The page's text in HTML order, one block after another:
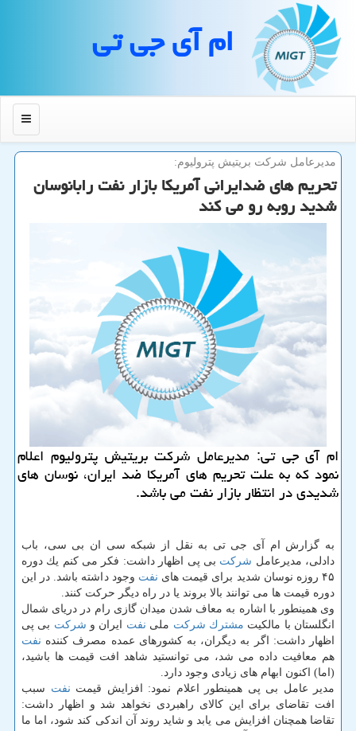
ام آی جی تی
منو
مدیرعامل شركت بریتیش پترولیوم:
تحریم های ضدایرانی آمریكا بازار نفت رابانوسان
شدید روبه رو می كند
ام آی جی تی: مدیرعامل شركت بریتیش پترولیوم اعلام
نمود كه به علت تحریم های آمریكا ضد ایران، نوسان های
شدیدی در انتظار بازار نفت می باشد.
به گزارش ام آی جی تی به نقل از شبكه سی ان بی سی، باب
دادلی، مدیرعامل شركت بی پی اظهار داشت: فكر می كنم یك دوره
۴۵ روزه نوسان شدید برای قیمت های
نفت وجود داشته باشد. در این
دوره قیمت ها می توانند بالا بروند یا در راه دیگر حركت كنند.
وی همینطور با اشاره به معاف شدن میدان گازی رام در دریای شمال
انگلستان با مالكیت مشترك شركت ملی نفت ایران و شركت بی پی
اظهار داشت: اگر به دیگران، به كشورهای عمده مصرف كننده نفت
هم معافیت داده می شد، می توانستید شاهد افت قیمت ها باشید،
(اما) اكنون ابهام های زیادی وجود دارد.
مدیر عامل بی پی همینطور اعلام نمود: افزایش قیمت نفت سبب
افت تقاضای برای این كالای راهبردی نخواهد شد و اظهار داشت:
تقاضا همچنان افزایش می یابد و شاید روند آن اندكی كند شود، اما ما